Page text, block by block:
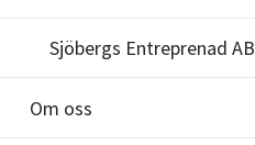
Sjöbergs Entreprenad AB
Om oss